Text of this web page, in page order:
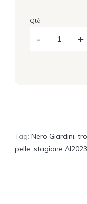
Qtà
Tag: Nero Giardini,
pelle, stagione AI2023